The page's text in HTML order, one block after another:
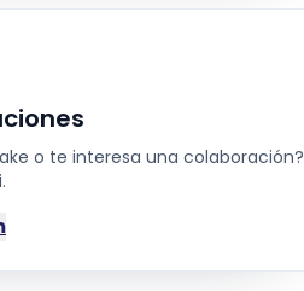
o te interesa una colaboración?